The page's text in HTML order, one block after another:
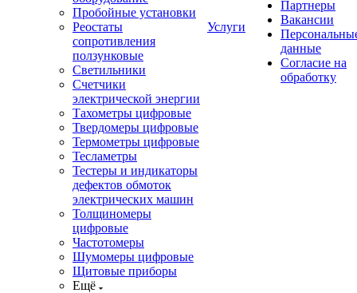
Пробойные установки
Реостаты
сопротивления
ползунковые
Светильники
Счетчики
электрической энергии
Тахометры цифровые
Твердомеры цифровые
Термометры цифровые
Тесламетры
Тестеры и индикаторы
дефектов обмоток
электрических машин
Толщиномеры
цифровые
Частотомеры
Шумомеры цифровые
Щитовые приборы
Ещё
Услуги
Партнеры
Вакансии
данные
Согласие на
обработку